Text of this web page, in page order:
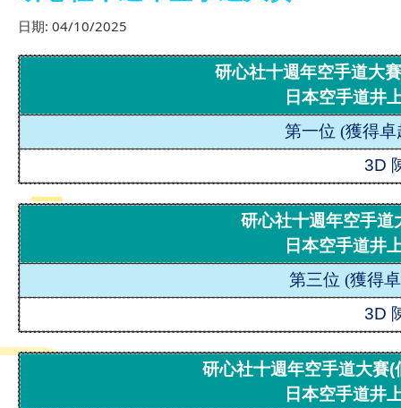
日期: 04/10/2025
研心社十週年空手道大
日本空手道井
第一位 (獲得卓
3D
研心社十週年空手道
日本空手道井
第三位 (獲得
3D
研心社十週年空手道大賽
日本空手道井